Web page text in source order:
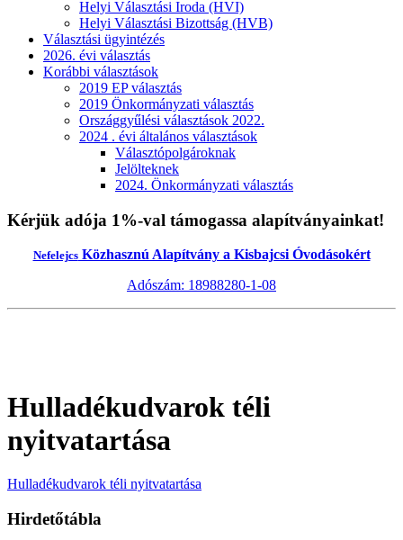
Helyi Választási Iroda (HVI)
Helyi Választási Bizottság (HVB)
Választási ügyintézés
2026. évi választás
Korábbi választások
2019 EP választás
2019 Önkormányzati választás
Országgyűlési választások 2022.
2024 . évi általános választások
Választópolgároknak
Jelölteknek
2024. Önkormányzati választás
Kérjük adója 1%-val támogassa alapítványainkat!
NefelejcsKözhasznú Alapítvány a Kisbajcsi Óvodásokért
Adószám: 18988280-1-08
Hulladékudvarok téli
nyitvatartása
Hulladékudvarok téli nyitvatartása
Hirdetőtábla